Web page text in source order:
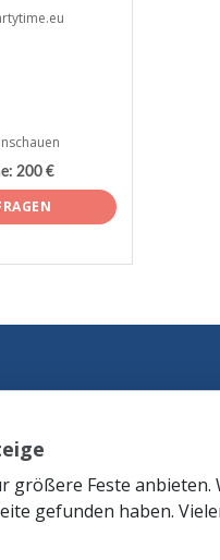
200 €
größere Feste
gefunden haben.